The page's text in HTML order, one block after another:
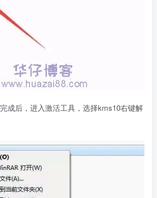
成后，进入激活工具，选择kms10右键解